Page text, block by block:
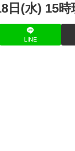
日(水) 15時
LINE